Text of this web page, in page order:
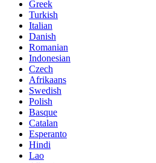
Greek
Turkish
Italian
Danish
Romanian
Indonesian
Czech
Afrikaans
Swedish
Polish
Basque
Catalan
Esperanto
Hindi
Lao